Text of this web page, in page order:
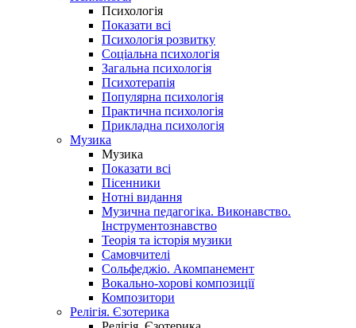
Психологія
Показати всі
Психологія розвитку
Соціальна психологія
Загальна психологія
Психотерапія
Популярна психологія
Практична психологія
Прикладна психологія
Музика
Музика
Показати всі
Пісенники
Нотні видання
Музична педагогіка. Виконавство.
Інструментознавство
Теорія та історія музики
Самовчителі
Сольфеджіо. Акомпанемент
Вокально-хорові композиції
Композитори
Релігія. Єзотерика